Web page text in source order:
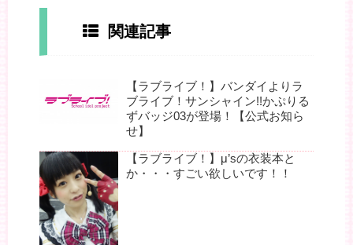
関連記事
【ラブライブ！】バンダイよりラ
ブライブ！サンシャイン!!かぷりる
ずバッジ03が登場！【公式お知ら
せ】
【ラブライブ！】μ’sの衣装本と
か・・・すごい欲しいです！！